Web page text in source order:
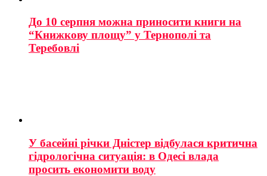
До 10 серпня можна приносити книги на
“Книжкову площу” у Тернополі та
Теребовлі
У басейні річки Дністер відбулася критична
гідрологічна ситуація: в Одесі влада
просить економити воду